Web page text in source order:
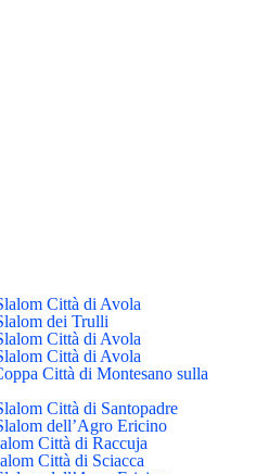
Città di Avola
dei Trulli
Città di Avola
Città di Avola
Città di Montesano sulla
Città di Santopadre
dell’Agro Ericino
Città di Raccuja
Città di Sciacca